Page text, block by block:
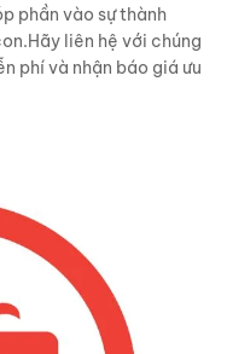
phần vào sự thành
liên hệ với chúng
phí và nhận báo giá ưu